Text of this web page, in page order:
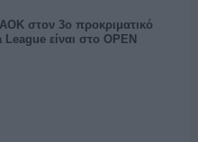
στον 3ο προκριματικό
είναι στο OPEN